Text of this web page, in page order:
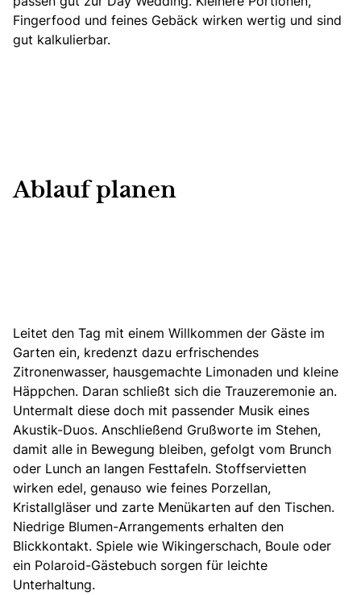
Fingerfood und feines Gebäck wirken wertig und sind
gut kalkulierbar.
Ablauf planen
Leitet den Tag mit einem Willkommen der Gäste im
Garten ein, kredenzt dazu erfrischendes
Zitronenwasser, hausgemachte Limonaden und kleine
Häppchen. Daran schließt sich die Trauzeremonie an.
Untermalt diese doch mit passender Musik eines
Akustik-Duos. Anschließend Grußworte im Stehen,
damit alle in Bewegung bleiben, gefolgt vom Brunch
oder Lunch an langen Festtafeln. Stoffservietten
wirken edel, genauso wie feines Porzellan,
Kristallgläser und zarte Menükarten auf den Tischen.
Niedrige Blumen-Arrangements erhalten den
Blickkontakt. Spiele wie Wikingerschach, Boule oder
ein Polaroid-Gästebuch sorgen für leichte
Unterhaltung.